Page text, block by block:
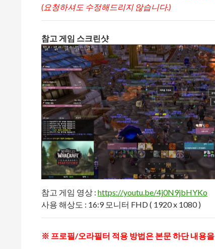
(요청하셔도 수정해드리지 않습니다.)
참고 게임 스크린샷
참고 게임 영상 : https://youtu.be/4j0N9jbHYKo
사용 해상도 : 16:9 모니터 FHD ( 1920 x 1080 )
※ 프로필/오라필터 적용 방법은 본문 하단 내용을